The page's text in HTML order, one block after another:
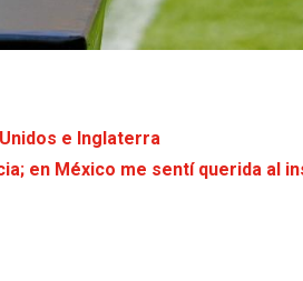
e Inglaterra
en México me sentí querida al